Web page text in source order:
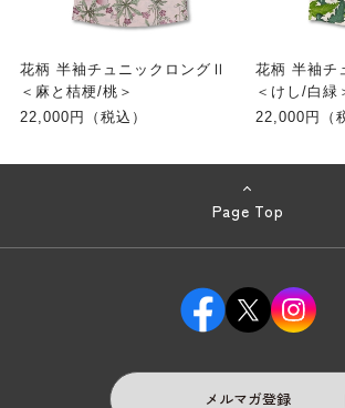
花柄 半袖チュニックロングⅡ
＜麻と桔梗/桃＞
22,000円（税込）
花柄 半袖チ
＜けし/白緑
22,000円（
Page Top
メルマガ登録